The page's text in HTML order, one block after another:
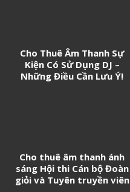
Cho Thuê Âm Thanh Sự
Kiện Có Sử Dụng DJ –
Những Điều Cần Lưu Ý!
Cho thuê âm thanh ánh
sáng Hội thi Cán bộ Đoàn
giỏi và Tuyên truyền viên